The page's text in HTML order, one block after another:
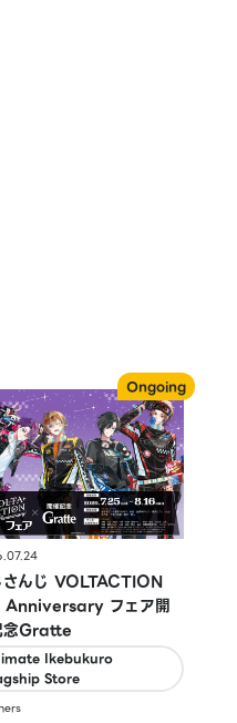
さんじ VOLTACTION
フェア開
念Gratte
Ikebukuro
Store